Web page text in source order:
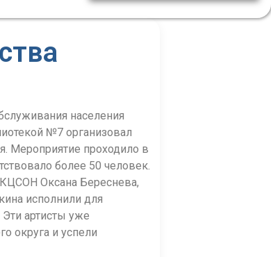
населения
№7 организовал
Мероприятие проходило в
более 50 человек.
Оксана Береснева,
исполнили для
артисты уже
округа и успели